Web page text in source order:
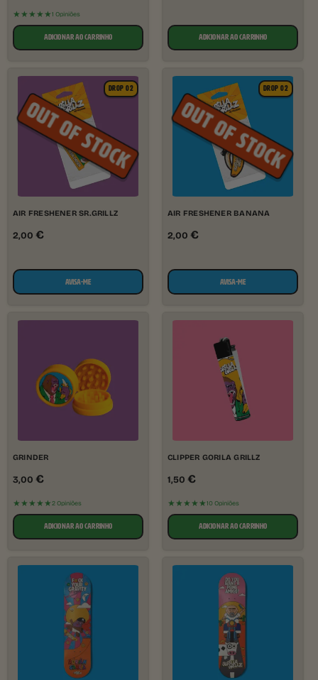
★★★★★1 Opiniões
ADICIONAR AO CARRINHO ADICIONAR AO CARRINHO
DROP 02
AIR FRESHENER SR.GRILLZ
2,00 €
AVISA-ME
DROP 02
AIR FRESHENER BANANA
2,00 €
AVISA-ME
GRINDER
3,00 €
★★★★★2 Opiniões
ADICIONAR AO CARRINHO
CLIPPER GORILA GRILLZ
1,50 €
★★★★★10 Opiniões
ADICIONAR AO CARRINHO